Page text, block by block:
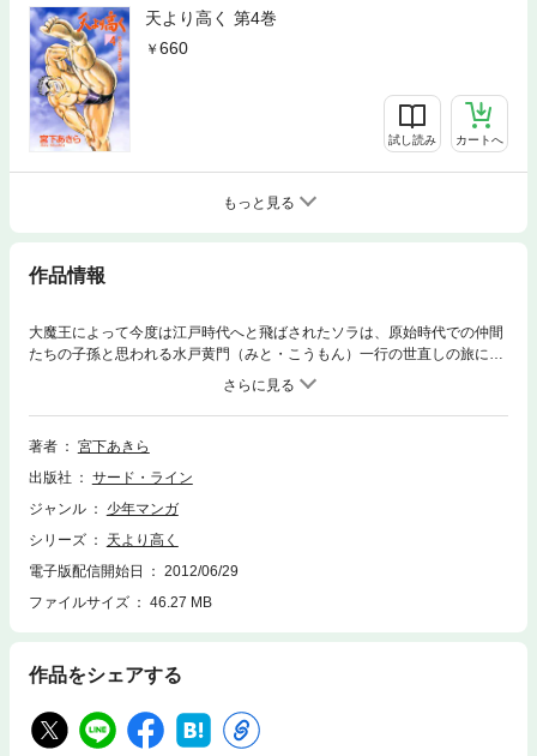
天より高く 第4巻
660
試し読み カートへ
もっと見る
作品情報
大魔王によって今度は江戸時代へと飛ばされたソラは、原始時代での仲間
たちの子孫と思われる水戸黄門（みと・こうもん）一行の世直しの旅に同
行する。そこでご禁制のアヘンを扱う秋月藩に潜入した黄門とソラは、城
の抜け穴を通ってアヘンの精製に酷使される幼い孤児たちを発見する。正
義感の強いソラは思わず敵陣に飛び出してしまい、敵の忍者・風魔小太郎
（ふうま・こたろう）に鎖で拘束されて、大ピンチに……！
著者
宮下あきら
出版社
サード・ライン
ジャンル
少年マンガ
シリーズ
天より高く
電子版配信開始日
2012/06/29
ファイルサイズ
46.27 MB
作品をシェアする